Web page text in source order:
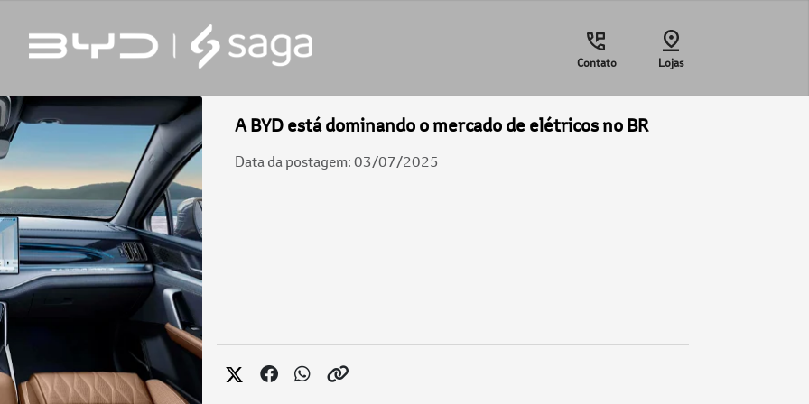
Contato Lojas
A BYD está dominando o mercado de elétricos no BR
Data da postagem: 03/07/2025